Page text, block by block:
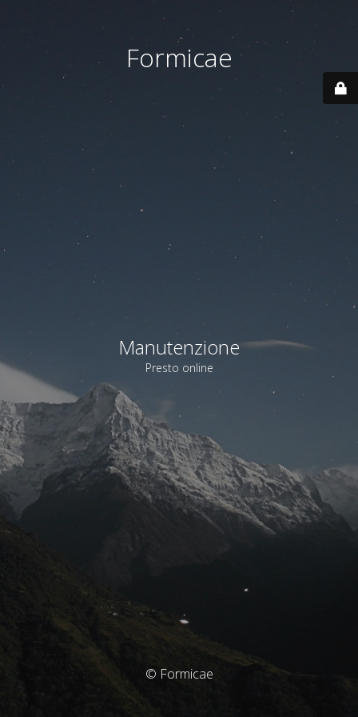
Formicae
Manutenzione
Presto online
© Formicae